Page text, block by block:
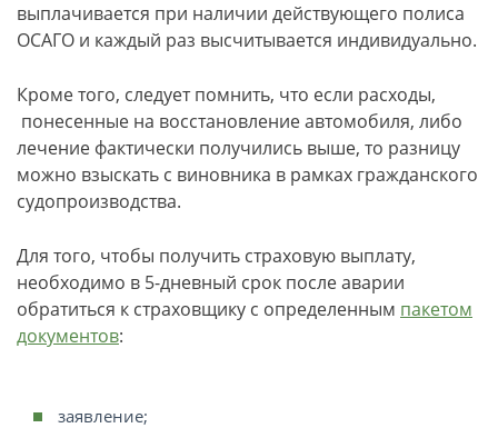
выплачивается при наличии действующего полиса
ОСАГО и каждый раз высчитывается индивидуально.
Кроме того, следует помнить, что если расходы,
понесенные на восстановление автомобиля, либо
лечение фактически получились выше, то разницу
можно взыскать с виновника в рамках гражданского
судопроизводства.
Для того, чтобы получить страховую выплату,
необходимо в 5-дневный срок после аварии
обратиться к страховщику с определенным пакетом
документов:
заявление;